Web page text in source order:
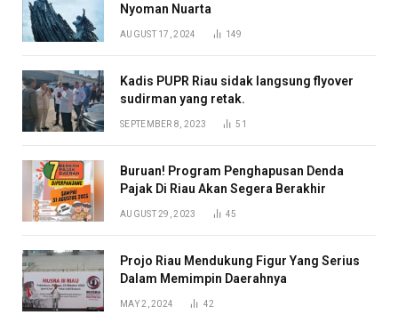
Nyoman Nuarta
AUGUST 17, 2024 149
Kadis PUPR Riau sidak langsung flyover
sudirman yang retak.
SEPTEMBER 8, 2023 51
Buruan! Program Penghapusan Denda
Pajak Di Riau Akan Segera Berakhir
AUGUST 29, 2023 45
Projo Riau Mendukung Figur Yang Serius
Dalam Memimpin Daerahnya
MAY 2, 2024 42